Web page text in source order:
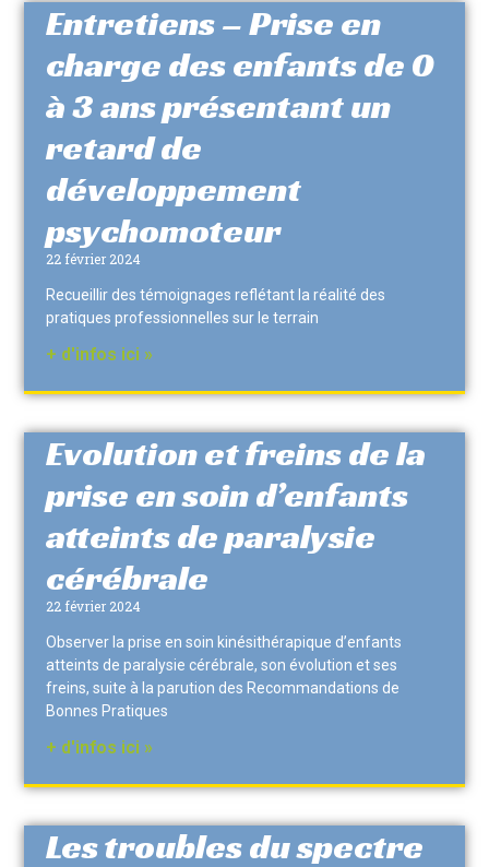
Entretiens – Prise en
charge des enfants de 0
à 3 ans présentant un
retard de
développement
psychomoteur
22 février 2024
Recueillir des témoignages reflétant la réalité des
pratiques professionnelles sur le terrain
+ d'infos ici »
Evolution et freins de la
prise en soin d’enfants
atteints de paralysie
cérébrale
22 février 2024
Observer la prise en soin kinésithérapique d’enfants
atteints de paralysie cérébrale, son évolution et ses
freins, suite à la parution des Recommandations de
Bonnes Pratiques
+ d'infos ici »
Les troubles du spectre